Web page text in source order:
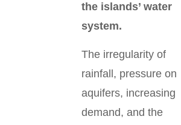
the islands’ water
system.
The irregularity of
rainfall, pressure on
aquifers, increasing
demand, and the